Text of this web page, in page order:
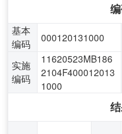
基本
编码
000120131000
实施
编码
11620523MB186
2104F400012013
1000